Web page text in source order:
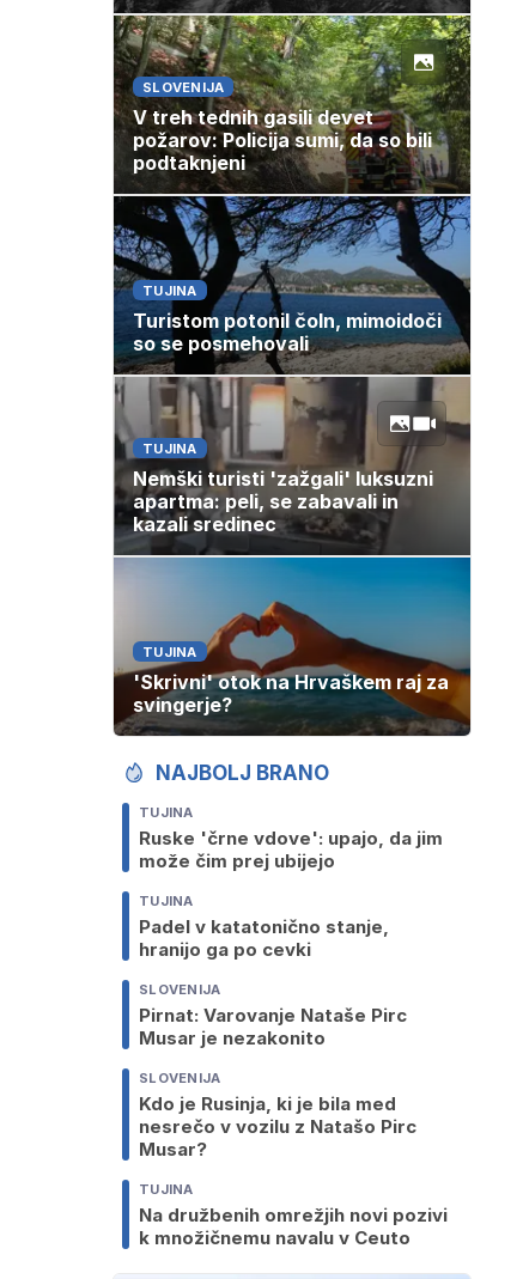
SLOVENIJA
V treh tednih gasili devet
požarov: Policija sumi, da so bili
podtaknjeni
TUJINA
Turistom potonil čoln, mimoidoči
so se posmehovali
TUJINA
Nemški turisti 'zažgali' luksuzni
apartma: peli, se zabavali in
kazali sredinec
TUJINA
'Skrivni' otok na Hrvaškem raj za
svingerje?
NAJBOLJ BRANO
TUJINA
Ruske 'črne vdove': upajo, da jim
može čim prej ubijejo
TUJINA
Padel v katatonično stanje,
hranijo ga po cevki
SLOVENIJA
Pirnat: Varovanje Nataše Pirc
Musar je nezakonito
SLOVENIJA
Kdo je Rusinja, ki je bila med
nesrečo v vozilu z Natašo Pirc
Musar?
TUJINA
Na družbenih omrežjih novi pozivi
k množičnemu navalu v Ceuto